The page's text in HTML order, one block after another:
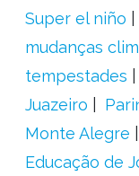
Super el niño
mudanças
tempestades
Juazeiro
Monte Alegre
Educação de